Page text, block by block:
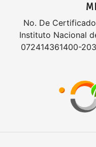
No. De
Instituto Nacional
072414361400-